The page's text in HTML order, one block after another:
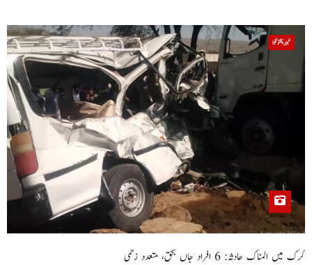
خیبر پختونخوا
کرک میں المناک حادثہ: 6 افراد جاں بحق، متعدد زخمی